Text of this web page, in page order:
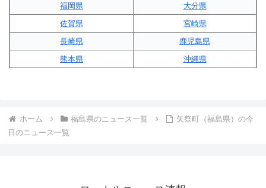
福岡県
大分県
佐賀県
宮崎県
長崎県
鹿児島県
熊本県
沖縄県
ホーム 福島県のニュース一覧
矢祭町（福島県）の今
日のニュース一覧